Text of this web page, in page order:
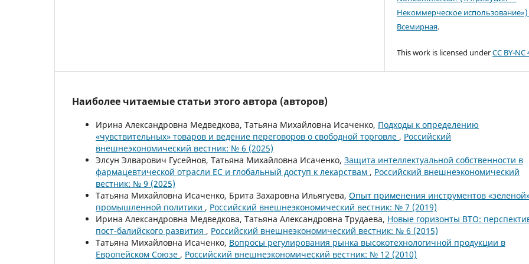
Некоммерческое использование»)
Всемирная.
This work is licensed underCC BY-NC
Наиболее читаемые статьи этого автора (авторов)
Ирина Александровна Медведкова, Татьяна Михайловна Исаченко, Подходы к определению
«чувствительных» товаров и ведение переговоров о свободной торговле , Российский
внешнеэкономический вестник: № 6 (2025)
Элсун Элварович Гусейнов, Татьяна Михайловна Исаченко, Защита интеллектуальной собственности в
фармацевтической отрасли ЕС и глобальный доступ к лекарствам , Российский внешнеэкономический
вестник: № 9 (2025)
Татьяна Михайловна Исаченко, Брита Захаровна Ильягуева, Опыт применения инструментов
промышленной политики , Российский внешнеэкономический вестник: № 7 (2019)
Ирина Александровна Медведкова, Татьяна Александровна Трудаева, Новые горизонты ВТО:
пост-балийского развития , Российский внешнеэкономический вестник: № 6 (2015)
Татьяна Михайловна Исаченко, Вопросы регулирования рынка высокотехнологичной продукции в
Европейском Союзе , Российский внешнеэкономический вестник: № 12 (2010)